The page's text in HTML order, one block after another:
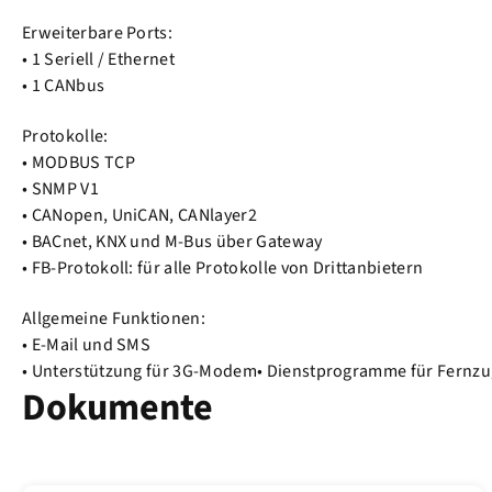
Erweiterbare Ports:
• 1 Seriell / Ethernet
• 1 CANbus
Protokolle:
• MODBUS TCP
• SNMP V1
• CANopen, UniCAN, CANlayer2
• BACnet, KNX und M-Bus über Gateway
• FB-Protokoll: für alle Protokolle von Drittanbietern
Allgemeine Funktionen:
• E-Mail und SMS
• Unterstützung für 3G-Modem• Dienstprogramme für
Dokumente